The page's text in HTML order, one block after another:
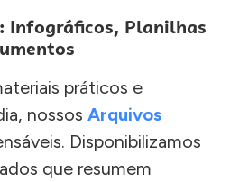
Infográficos, Planilhas
práticos e
nossos Arquivos
Disponibilizamos
que resumem